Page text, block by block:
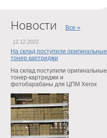
Новости Все »
12.12.2022
На склад поступили оригинальные
тонер картриджи
На склад поступили оригинальные
тонер-картриджи и
фотобарабаны для ЦПМ Xerox